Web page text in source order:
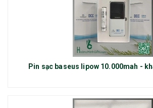
Pin sạc baseus lipow 10.000mah -